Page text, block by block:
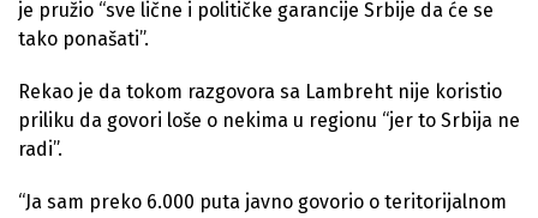
je pružio “sve lične i političke garancije Srbije da će se
tako ponašati”.
Rekao je da tokom razgovora sa Lambreht nije koristio
priliku da govori loše o nekima u regionu “jer to Srbija ne
radi”.
“Ja sam preko 6.000 puta javno govorio o teritorijalnom